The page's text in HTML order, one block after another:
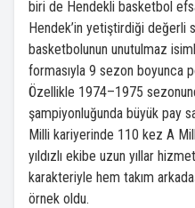
biri de Hendekli basketbol
Hendek’in yetiştirdiği değerli
basketbolunun unutulmaz
formasıyla 9 sezon boyunca
Özellikle 1974–1975
şampiyonluğunda büyük pay
Milli kariyerinde 110 kez A
yıldızlı ekibe uzun yıllar
karakteriyle hem takım
örnek oldu.